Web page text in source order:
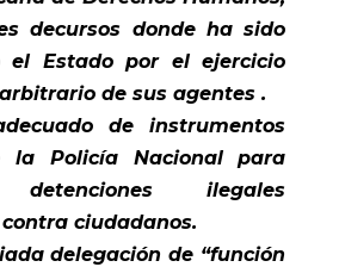
decursos donde ha sido
el Estado por el ejercicio
de sus agentes .
de instrumentos
la Policía Nacional para
detenciones ilegales
ciudadanos.
delegación de “función